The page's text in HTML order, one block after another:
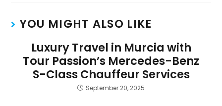
YOU MIGHT ALSO LIKE
Luxury Travel in Murcia with
Tour Passion’s Mercedes-Benz
S-Class Chauffeur Services
September 20, 2025